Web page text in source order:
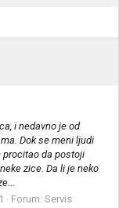
i nedavno je od
Dok se meni ljudi
procitao da postoji
zice. Da li je neko
Forum: Servis